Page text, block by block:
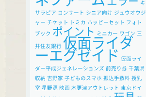
キ
サラピア コンサート シニア向け ジュウオウジ
ャー チケット トミカ ハッピーセット フォト
ブック ポイント ミニカー ワゴン 三
井住友銀行 仮面ライダ
ーエグゼイド 仮面ライ
ダー平成ジェネレーションズ 前売り券 千葉県
収納 吉野家 子どものスマホ 振込手数料 授乳
室 星野源 映画 木更津アウトレット 東京ドイ